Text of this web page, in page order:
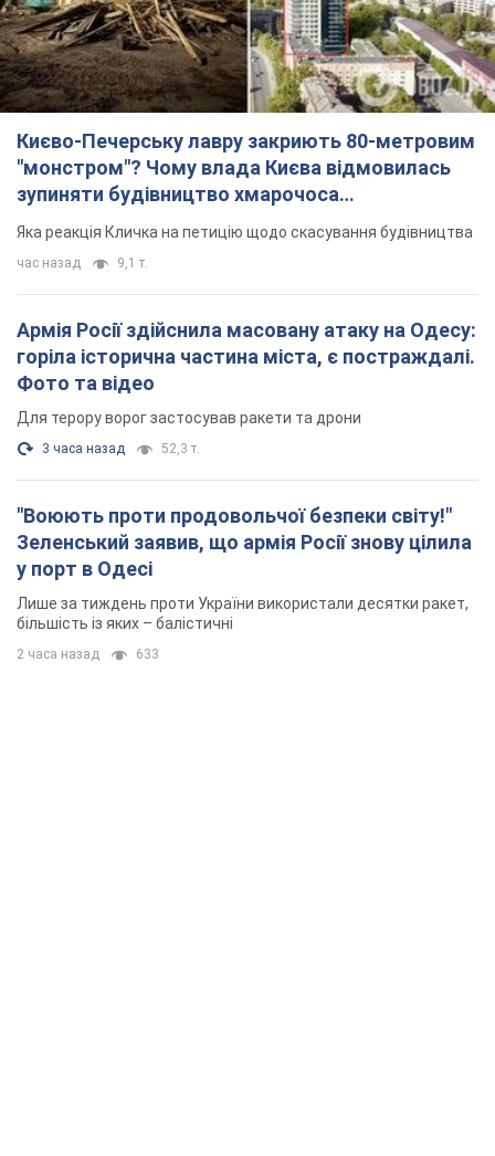
Києво-Печерську лавру закриють 80-метровим
"монстром"? Чому влада Києва відмовилась
зупиняти будівництво хмарочоса
"московського вірянина"
Яка реакція Кличка на петицію щодо скасування будівництва
час назад 9,1 т.
Армія Росії здійснила масовану атаку на Одесу:
горіла історична частина міста, є постраждалі.
Фото та відео
Для терору ворог застосував ракети та дрони
3 часа назад 52,3 т.
"Воюють проти продовольчої безпеки світу!"
Зеленський заявив, що армія Росії знову цілила
у порт в Одесі
Лише за тиждень проти України використали десятки ракет,
більшість із яких – балістичні
2 часа назад 633